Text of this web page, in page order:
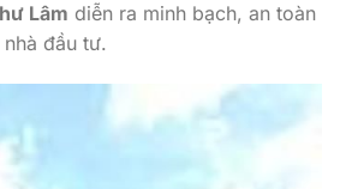
Lâm diễn ra minh bạch, an toàn
đầu tư.